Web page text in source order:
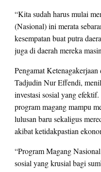
“Kita sudah harus mulai
(Nasional) ini merata
kesempatan buat putra
juga di daerah mereka
Pengamat
Tadjudin Nur Effendi,
investasi sosial yang
program magang mampu
lulusan baru sekaligus
akibat ketidakpastian
“Program Magang
sosial yang krusial bagi